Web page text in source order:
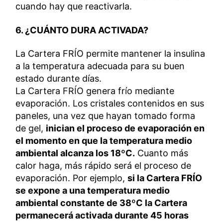
cuando hay que reactivarla.
6. ¿CUÁNTO DURA ACTIVADA?
La Cartera FRÍO permite mantener la insulina
a la temperatura adecuada para su buen
estado durante días.
La Cartera FRÍO genera frío mediante
evaporación. Los cristales contenidos en sus
paneles, una vez que hayan tomado forma
de gel, inician el proceso de evaporación en
el momento en que la temperatura medio
ambiental alcanza los 18ºC. Cuanto más
calor haga, más rápido será el proceso de
evaporación. Por ejemplo,si la Cartera FRÍO
se expone a una temperatura medio
ambiental constante de 38ºC la Cartera
permanecerá activada durante 45 horas